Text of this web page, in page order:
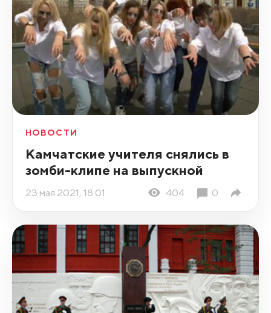
НОВОСТИ
Камчатские учителя снялись в
зомби-клипе на выпускной
23 мая 2021, 18:01 404 0